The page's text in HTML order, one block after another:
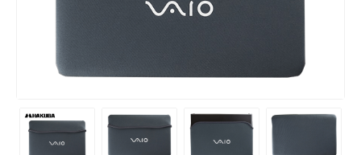
【期間限定】アウトレットセー
ル！